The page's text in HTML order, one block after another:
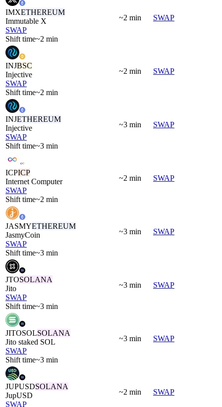
IMXETHEREUM
Immutable X
SWAP
Shift time~2 min
~2 min SWAP
INJBSC
Injective
SWAP
Shift time~2 min
~2 min SWAP
INJETHEREUM
Injective
SWAP
Shift time~3 min
~3 min SWAP
ICPICP
Internet Computer
SWAP
Shift time~2 min
~2 min SWAP
JASMYETHEREUM
JasmyCoin
SWAP
Shift time~3 min
~3 min SWAP
JTOSOLANA
Jito
SWAP
Shift time~3 min
~3 min SWAP
JITOSOLSOLANA
Jito staked SOL
SWAP
Shift time~3 min
~3 min SWAP
JUPUSDSOLANA
JupUSD
SWAP
~2 min SWAP